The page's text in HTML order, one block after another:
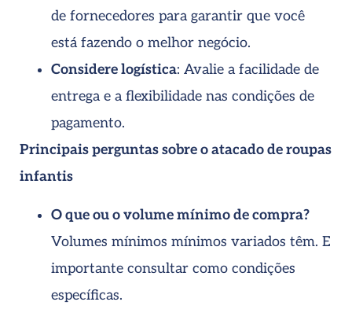
de fornecedores para garantir que você
está fazendo o melhor negócio.
Considere logística: Avalie a facilidade de
entrega e a flexibilidade nas condições de
pagamento.
Principais perguntas sobre o atacado de roupas
infantis
O que ou o volume mínimo de compra?
Volumes mínimos mínimos variados têm. E
importante consultar como condições
específicas.